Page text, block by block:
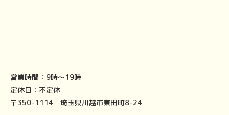
営業時間： 9時～19時
定休日： 不定休
〒350-1114 埼玉県川越市東田町8-24